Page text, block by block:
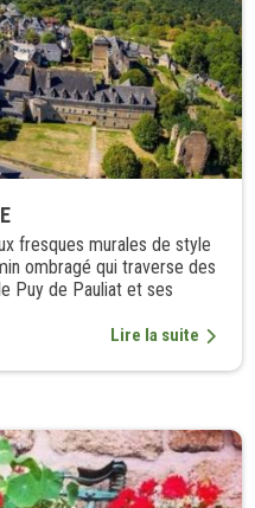
fresques murales de style
ombragé qui traverse des
Puy de Pauliat et ses
Lire la suite